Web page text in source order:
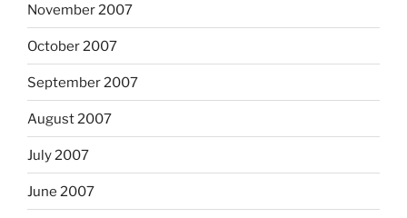
November 2007
October 2007
September 2007
August 2007
July 2007
June 2007